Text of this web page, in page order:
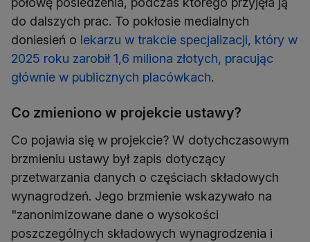
do dalszych prac. To pokłosie medialnych
doniesień o lekarzu w trakcie specjalizacji, który w
2025 roku zarobił 1,6 miliona złotych, pracując
głównie w publicznych placówkach.
Co zmieniono w projekcie ustawy?
Co pojawia się w projekcie? W dotychczasowym
brzmieniu ustawy był zapis dotyczący
przetwarzania danych o częściach składowych
wynagrodzeń. Jego brzmienie wskazywało na
"zanonimizowane dane o wysokości
poszczególnych składowych wynagrodzenia i